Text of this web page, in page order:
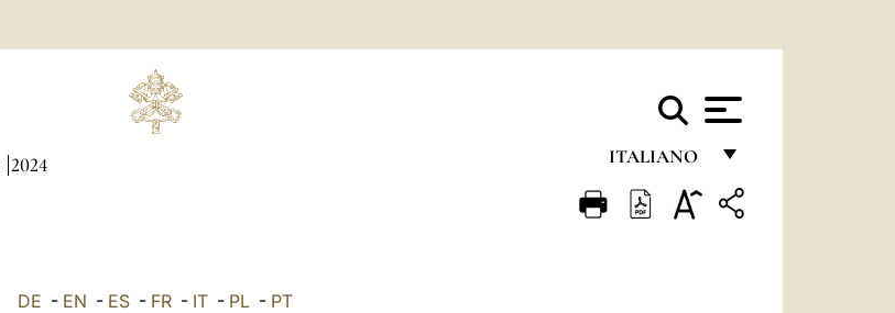
ITALIANO
FRANÇAIS
2024
DE - EN - ES - FR - IT - PL - PT